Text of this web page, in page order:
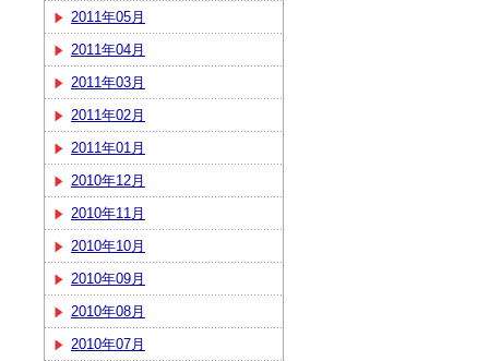
2011年05月
2011年04月
2011年03月
2011年02月
2011年01月
2010年12月
2010年11月
2010年10月
2010年09月
2010年08月
2010年07月